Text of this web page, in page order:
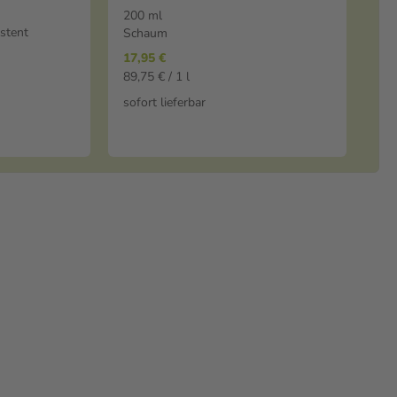
Creme 200 ml Schaum
200 ml
Schaum
17,95 €
89,75 € / 1 l
sofort lieferbar